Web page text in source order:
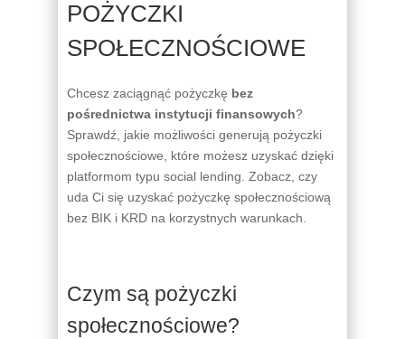
POŻYCZKI
SPOŁECZNOŚCIOWE
Chcesz zaciągnąć pożyczkę bez
pośrednictwa instytucji finansowych?
Sprawdź, jakie możliwości generują pożyczki
społecznościowe, które możesz uzyskać dzięki
platformom typu social lending. Zobacz, czy
uda Ci się uzyskać pożyczkę społecznościową
bez BIK i KRD na korzystnych warunkach.
Czym są pożyczki
społecznościowe?